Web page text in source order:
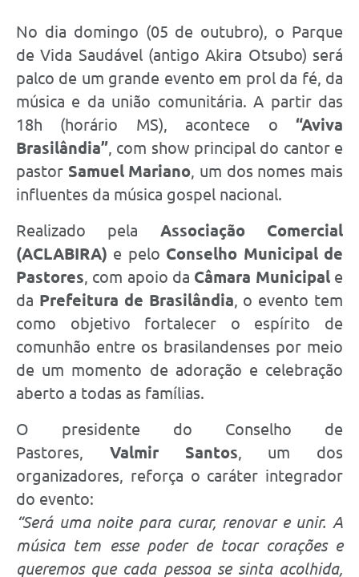
No dia domingo (05 de outubro), o Parque
de Vida Saudável (antigo Akira Otsubo) será
palco de um grande evento em prol da fé, da
música e da união comunitária. A partir das
18h (horário MS), acontece o “Aviva
Brasilândia”, com show principal do cantor e
pastor Samuel Mariano, um dos nomes mais
influentes da música gospel nacional.
Realizado pela Associação Comercial
(ACLABIRA) e pelo Conselho Municipal de
Pastores, com apoio da Câmara Municipale
da Prefeitura de Brasilândia, o evento tem
como objetivo fortalecer o espírito de
comunhão entre os brasilandenses por meio
de um momento de adoração e celebração
aberto a todas as famílias.
O presidente do Conselho de
Pastores, Valmir Santos, um dos
organizadores, reforça o caráter integrador
do evento:
“Será uma noite para curar, renovar e unir. A
música tem esse poder de tocar corações e
queremos que cada pessoa se sinta acolhida,